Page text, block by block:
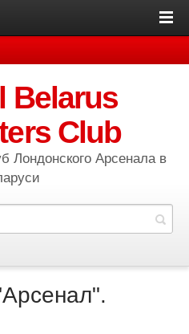
Belarus
Club
Арсенала в